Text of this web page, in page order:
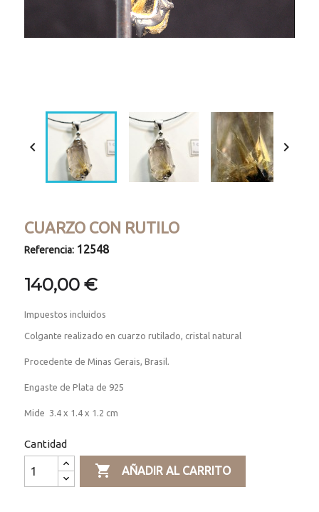
 
CUARZO CON RUTILO
Referencia: 12548
140,00 €
Impuestos incluidos
Colgante realizado en cuarzo rutilado, cristal natural
Procedente de Minas Gerais, Brasil.
Engaste de Plata de 925
Mide 3.4 x 1.4 x 1.2 cm
Cantidad
 AÑADIR AL CARRITO